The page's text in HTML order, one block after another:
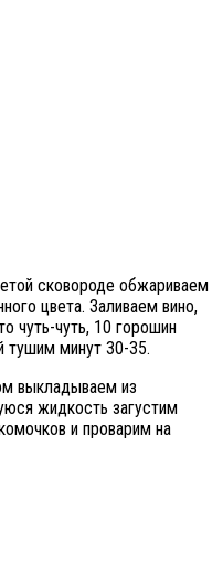
сковороде обжариваем
цвета. Заливаем вино,
чуть-чуть, 10 горошин
тушим минут 30-35.
выкладываем из
жидкость загустим
и проварим на